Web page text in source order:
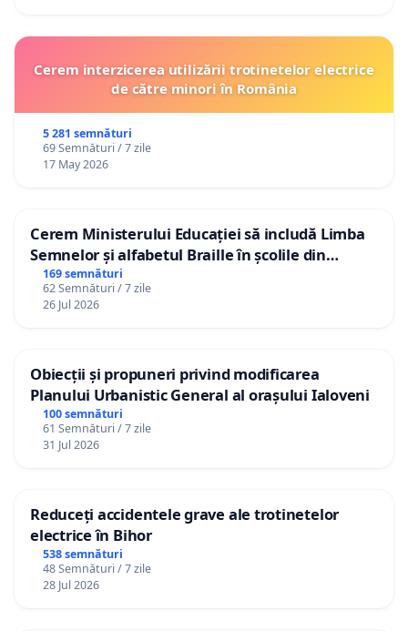
Cerem interzicerea utilizării trotinetelor electrice
de către minori în România
5 281 semnături
69 Semnături / 7 zile
17 May 2026
Cerem Ministerului Educației să includă Limba
Semnelor și alfabetul Braille în școlile din
Republica Moldova!
169 semnături
62 Semnături / 7 zile
26 Jul 2026
Obiecții și propuneri privind modificarea
Planului Urbanistic General al orașului Ialoveni
100 semnături
61 Semnături / 7 zile
31 Jul 2026
Reduceți accidentele grave ale trotinetelor
electrice în Bihor
538 semnături
48 Semnături / 7 zile
28 Jul 2026